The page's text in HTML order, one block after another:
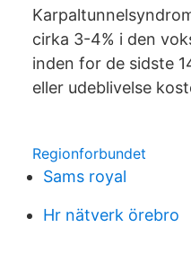
cirka 3-4% i den
inden for de sidste
eller udeblivelse
Regionforbundet
Sams royal
Hr nätverk örebro